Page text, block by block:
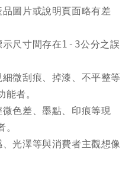
圖片或說明頁面略有差
尺寸間存在1-3公分之誤
微刮痕、掉漆、不平整等
色差、墨點、印痕等現
光澤等與消費者主觀想像